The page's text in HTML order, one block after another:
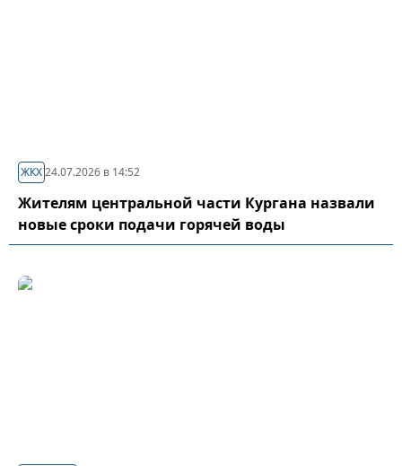
ЖКХ24.07.2026 в 14:52
Жителям центральной части Кургана назвали
новые сроки подачи горячей воды